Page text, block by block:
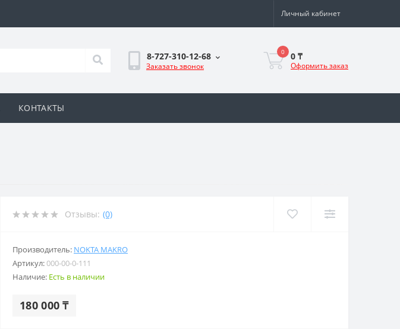
Личный кабинет
8-727-310-12-68
Заказать звонок
0 0 ₸
Оформить заказ
КОНТАКТЫ
Отзывы: (0)
Производитель: NOKTA MAKRO
Артикул:000-00-0-111
Наличие: Есть в наличии
180 000 ₸